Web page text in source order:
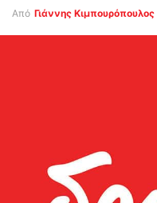
Από Γιάννης Κιμπουρόπουλος